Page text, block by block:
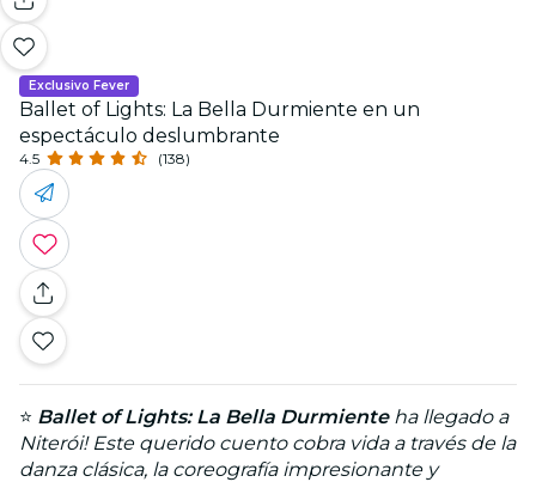
Exclusivo Fever
Ballet of Lights: La Bella Durmiente en un
espectáculo deslumbrante
4.5 (138)
⭐ Ballet of Lights: La Bella Durmienteha llegado a
Niterói! Este querido cuento cobra vida a través de la
danza clásica, la coreografía impresionante y